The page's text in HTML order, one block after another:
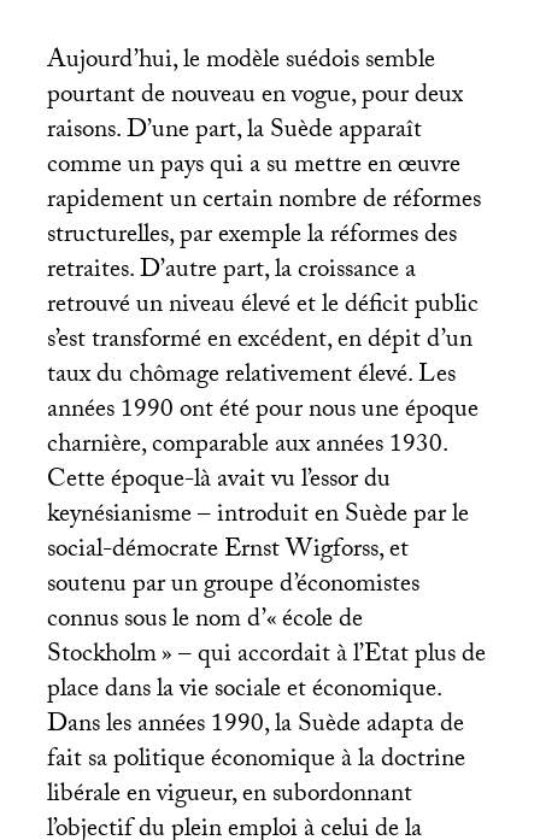
Aujourd’hui, le modèle suédois semble
pourtant de nouveau en vogue, pour deux
raisons. D’une part, la Suède apparaît
comme un pays qui a su mettre en œuvre
rapidement un certain nombre de réformes
structurelles, par exemple la réformes des
retraites. D’autre part, la croissance a
retrouvé un niveau élevé et le déficit public
s’est transformé en excédent, en dépit d’un
taux du chômage relativement élevé. Les
années 1990 ont été pour nous une époque
charnière, comparable aux années 1930.
Cette époque-là avait vu l’essor du
keynésianisme – introduit en Suède par le
social-démocrate Ernst Wigforss, et
soutenu par un groupe d’économistes
connus sous le nom d’«école de
Stockholm» – qui accordait à l’Etat plus de
place dans la vie sociale et économique.
Dans les années 1990, la Suède adapta de
fait sa politique économique à la doctrine
libérale en vigueur, en subordonnant